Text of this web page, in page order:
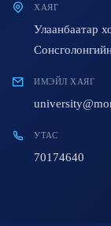
ХАЯГ
Улаанбаатар
ИМЭЙЛ ХАЯГ
УТАС
70174640